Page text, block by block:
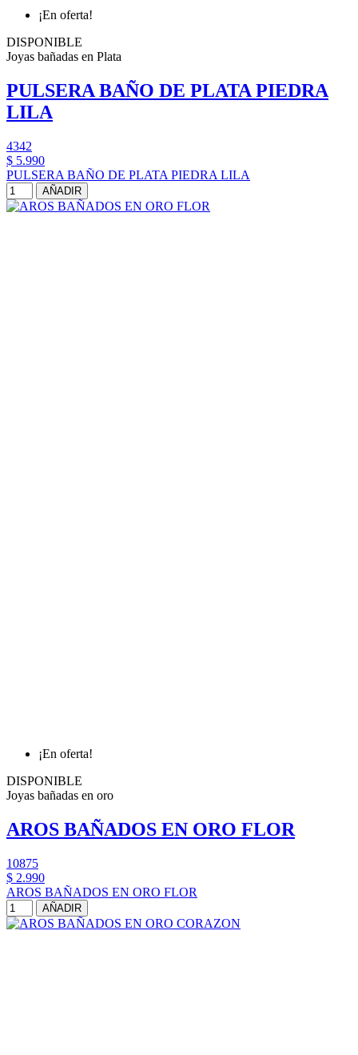
¡En oferta!
DISPONIBLE
Joyas bañadas en Plata
PULSERA BAÑO DE PLATA PIEDRA
LILA
4342
$ 5.990
PULSERA BAÑO DE PLATA PIEDRA LILA
AÑADIR
¡En oferta!
DISPONIBLE
Joyas bañadas en oro
AROS BAÑADOS EN ORO FLOR
10875
$ 2.990
AROS BAÑADOS EN ORO FLOR
AÑADIR